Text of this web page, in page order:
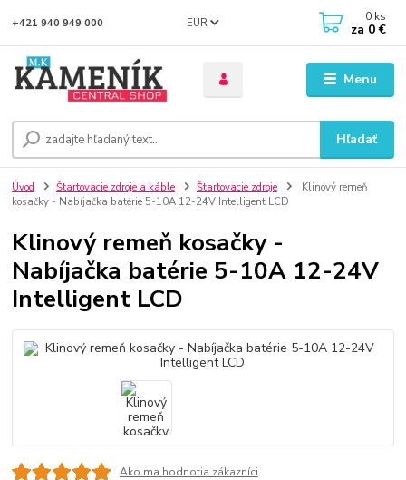
Menu
EUR
Hľadať
+421 940 949 000 0 ks
za 0 €
Úvod Štartovacie zdroje a káble Štartovacie zdroje
Klinový remeň
kosačky - Nabíjačka batérie 5-10A 12-24V Intelligent LCD
Klinový remeň kosačky -
Nabíjačka batérie 5-10A 12-24V
Intelligent LCD
Ako ma hodnotia zákazníci